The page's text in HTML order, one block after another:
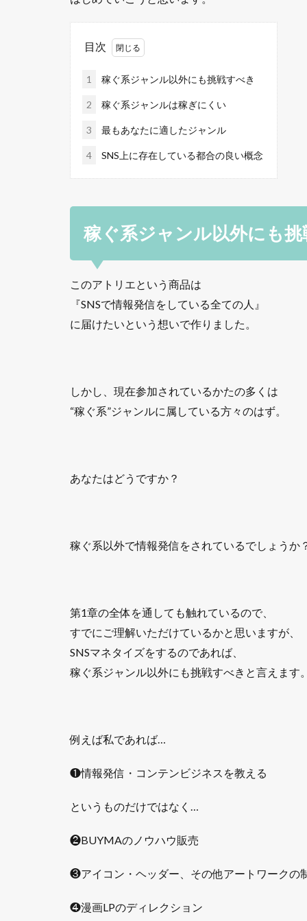
目次
1 稼ぐ系ジャンル以外にも挑戦すべき
2 稼ぐ系ジャンルは稼ぎにくい
3 最もあなたに適したジャンル
4 SNS上に存在している都合の良い概念
稼ぐ系ジャンル以外にも
このアトリエという商品は
『SNSで情報発信をしている全ての人』
に届けたいという想いで作りました。
しかし、現在参加されているかたの多くは
“稼ぐ系”ジャンルに属している方々のはず。
あなたはどうですか？
稼ぐ系以外で情報発信をされているでしょうか
第1章の全体を通しても触れているので、
すでにご理解いただけているかと思いますが、
SNSマネタイズをするのであれば、
稼ぐ系ジャンル以外にも挑戦すべきと言えます
例えば私であれば…
❶情報発信・コンテンビジネスを教える
というものだけではなく…
❷BUYMAのノウハウ販売
❸アイコン・ヘッダー、その他アートワークの
❹漫画LPのディレクション